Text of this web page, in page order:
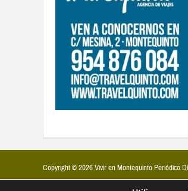
Copyright © 2026 Vivir en Montequinto Periódico